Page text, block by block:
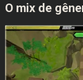
O mix de